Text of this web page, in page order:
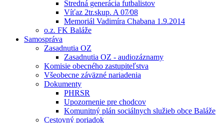
Stredná generácia futbalistov
Víťaz 2tr.skup. A 07⁄08
Memoriál Vadimíra Chabana 1.9.2014
o.z. FK Baláže
Samospráva
Zasadnutia OZ
Zasadnutia OZ - audiozáznamy
Komisie obecného zastupiteľstva
Všeobecne záväzné nariadenia
Dokumenty
PHRSR
Upozornenie pre chodcov
Komunitný plán sociálnych služieb obce Baláže
Cestovný poriadok